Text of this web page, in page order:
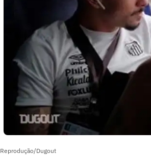
Reprodução/Dugout